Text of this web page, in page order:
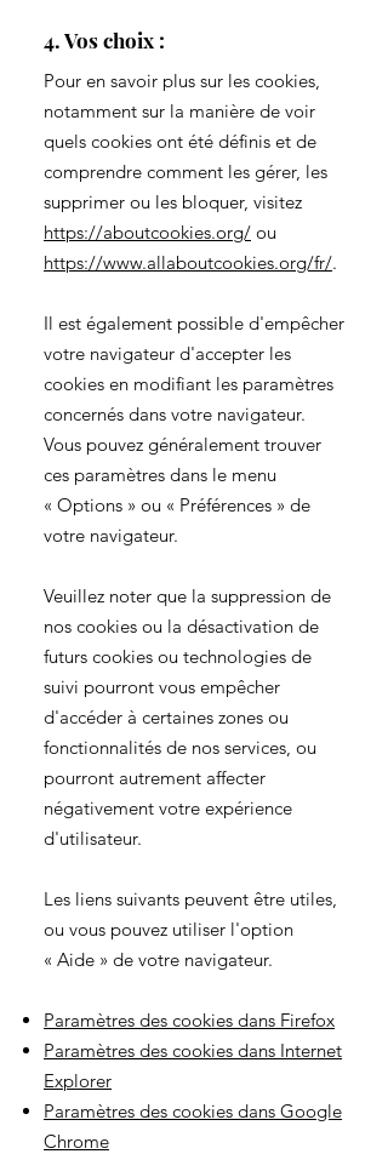
4. Vos choix :
Pour en savoir plus sur les cookies,
notamment sur la manière de voir
quels cookies ont été définis et de
comprendre comment les gérer, les
supprimer ou les bloquer, visitez
https://aboutcookies.org/ ou
https://www.allaboutcookies.org/fr/.
Il est également possible d'empêcher
votre navigateur d'accepter les
cookies en modifiant les paramètres
concernés dans votre navigateur.
Vous pouvez généralement trouver
ces paramètres dans le menu
« Options » ou « Préférences » de
votre navigateur.
Veuillez noter que la suppression de
nos cookies ou la désactivation de
futurs cookies ou technologies de
suivi pourront vous empêcher
d'accéder à certaines zones ou
fonctionnalités de nos services, ou
pourront autrement affecter
négativement votre expérience
d'utilisateur.
Les liens suivants peuvent être utiles,
ou vous pouvez utiliser l'option
« Aide » de votre navigateur.
Paramètres des cookies dans Firefox
Paramètres des cookies dans Internet
Explorer
Paramètres des cookies dans Google
Chrome